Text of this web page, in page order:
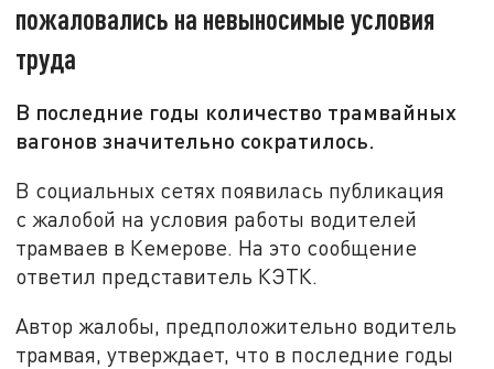
пожаловались на невыносимые условия
труда
В последние годы количество трамвайных
вагонов значительно сократилось.
В социальных сетях появилась публикация
с жалобой на условия работы водителей
трамваев в Кемерове. На это сообщение
ответил представитель КЭТК.
Автор жалобы, предположительно водитель
трамвая, утверждает, что в последние годы